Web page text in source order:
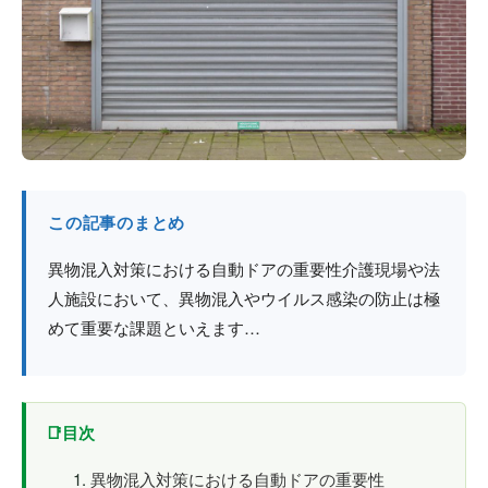
埼玉
茨城
栃木
関西エリア
用語集
コラム
最新情報
法人のお客様へ
この記事のまとめ
異物混入対策における自動ドアの重要性介護現場や法
人施設において、異物混入やウイルス感染の防止は極
めて重要な課題といえます…
目次
異物混入対策における自動ドアの重要性